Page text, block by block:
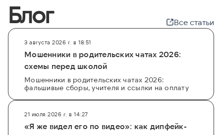
Блог Все статьи
3 августа 2026 г. в 18:51
Мошенники в родительских чатах 2026:
схемы перед школой
Мошенники в родительских чатах 2026:
фальшивые сборы, учителя и ссылки на оплату
21 июля 2026 г. в 14:27
«Я же видел его по видео»: как дипфейк-